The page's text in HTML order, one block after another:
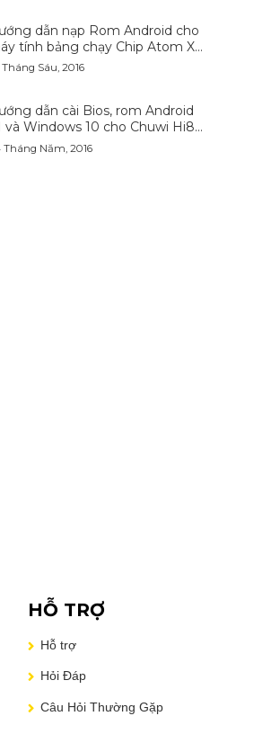
dẫn nạp Rom Android cho
tính bảng chạy Chip Atom X5-
Tháng Sáu, 2016
dẫn cài Bios, rom Android
và Windows 10 cho Chuwi Hi8
Tháng Năm, 2016
HỖ TRỢ
Hỗ trợ
Hỏi Đáp
Câu Hỏi Thường Gặp